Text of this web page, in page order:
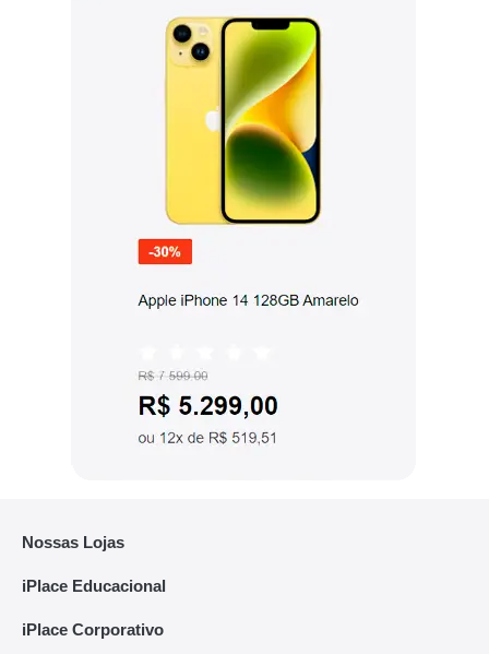
Nossas Lojas
iPlace Educacional
iPlace Corporativo